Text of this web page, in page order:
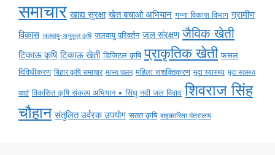
समाचार खाद्य सुरक्षा खेत बचाओ अभियान गन्ना विकास विभाग ग्रामीण
विकास जलवायु-अनुकूल कृषि जलवायु परिवर्तन जल संरक्षण जैविक खेती
टिकाऊ कृषि टिकाऊ खेती डिजिटल कृषि प्राकृतिक खेती फसल
विविधीकरण बिहार कृषि समाचार मत्स्य पालन महिला सशक्तिकरण मृदा स्वास्थ्य मृदा स्वास्थ्य
कार्ड विकसित कृषि संकल्प अभियान • सिंधु नदी जल विवाद शिवराज सिंह
चौहान संतुलित उर्वरक उपयोग सतत कृषि सहकारिता मंत्रालय